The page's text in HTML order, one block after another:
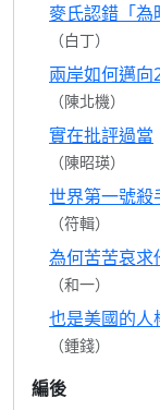
麥氏認錯「為
（白丁）
兩岸如何邁向
（陳北機）
實在批評過當
（陳昭瑛）
世界第一號殺
（符輯）
為何苦苦哀求
（和一）
也是美國的人
（鍾錢）
編後